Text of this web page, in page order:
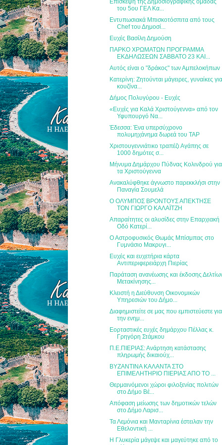
του 5ου ΓΕΛ Κα...
Εντυπωσιακά Μπισκοτόσπιτα από τους
Chef του Δημοσί...
Ευχές Βασίλη Δημούση
ΠΑΡΚΟ ΧΡΩΜΑΤΩΝ ΠΡΟΓΡΑΜΜΑ
ΕΚΔΗΛΩΣΕΩΝ ΣΑΒΒΑΤΟ 23 ΚΑΙ...
Αυτός είναι ο "δράκος" των Αμπελοκήπων
Κατερίνη: Ζητούνται μάγειρες, γυναίκες
κουζίνα...
Δήμος Πολυγύρου - Ευχές
«Ευχές για Καλά Χριστούγεννα» από τον
Υφυπουργό Να...
Έδεσσα: Ένα υπερσύχρονο
πολυμηχάνημα δωρεά του TAP
Χριστουγεννιάτικο τραπέζι Αγάπης σε
1000 δημότες σ...
Μήνυμα Δημάρχου Πύδνας Κολινδρού για
τα Χριστούγεννα
Ανακαλύφθηκε άγνωστο παρεκκλήσι στην
Παναγία Σουμελά
Ο ΟΛΥΜΠΟΣ ΒΡΟΝΤΟΥΣ ΑΠΕΚΤΗΣΕ
ΤΟΝ ΓΙΩΡΓΟ ΚΑΛΑΪΤΖΗ
Απαραίτητες οι αλυσίδες στην Επαρχιακή
Οδό Κατερί...
Ο Αστροφυσικός Θωμάς Μπίσμπας στο
Γυμνάσιο Μακρυγι...
Ευχές και ευχετήρια κάρτα
Αντιπεριφερειάρχη Πιερίας
Παράταση ανανέωσης και έκδοσης
Μετακίνησης...
Κλειστή η Διεύθυνση Οικονομικών
Υπηρεσιών του Δήμο...
Διαφημιστείτε σε μας που εμπιστεύεστε για
την ενημ...
Εορταστικές ευχές δημάρχου Πέλλας κ.
Γρηγόρη Στάμκου
Π.Ε.ΠΙΕΡΙΑΣ: Ανάρτηση κατάστασης
πληρωμής δικαιούχ...
ΒΥΖΑΝΤΙΝΑ ΚΑΛΑΝΤΑ ΣΤΟ
ΕΠΙΜΕΛΗΤΗΡΙΟ ΠΙΕΡΙΑΣ ΑΠΟ ΤΟ ...
Θερμαινόμενοι χώροι φιλοξενίας πολιτών
στο Δήμο Βέ...
Απόφαση μείωσης των δημοτικών τελών
στο Δήμο Λαρισ...
Τα Λεμόνια και Μανταρίνια έστειλαν την
Εθελοντική ...
Η Γλυκερία μάγεψε και μαγεύτηκε από το